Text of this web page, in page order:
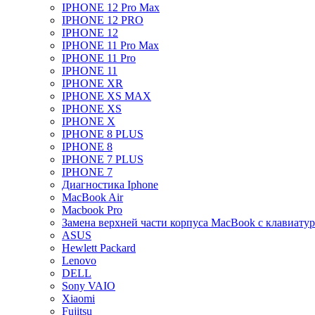
IPHONE 12 Pro Max
IPHONE 12 PRO
IPHONE 12
IPHONE 11 Pro Max
IPHONE 11 Pro
IPHONE 11
IPHONE XR
IPHONE XS MAX
IPHONE XS
IPHONE X
IPHONE 8 PLUS
IPHONE 8
IPHONE 7 PLUS
IPHONE 7
Диагностика Iphone
MacBook Air
Macbook Pro
Замена верхней части корпуса MacBook с
ASUS
Hewlett Packard
Lenovo
DELL
Sony VAIO
Xiaomi
Fujitsu